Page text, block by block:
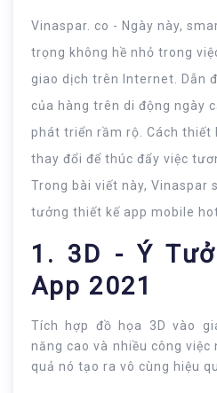
Vinaspar. co - Ngày này,
trọng không hề nhỏ trong
giao dịch trên Internet. Dẫn
của hàng trên di động ngày
phát triển rầm rộ. Cách thiết
thay đổi để thúc đẩy việc
Trong bài viết này, Vinaspar
tưởng thiết kế app mobile
1. 3D - Ý
App 2021
Tích hợp đồ họa 3D vào
năng cao và nhiều công
quả nó tạo ra vô cùng hiệu